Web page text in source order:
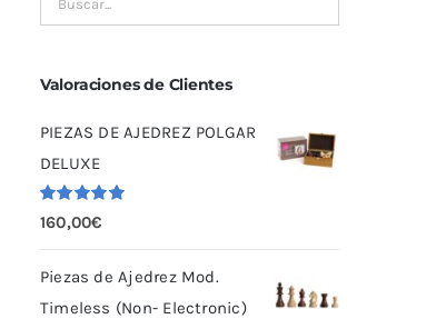
Valoraciones de Clientes
PIEZAS DE AJEDREZ POLGAR
DELUXE
Valorado
con 5.00
160,00€
Piezas de Ajedrez Mod.
Timeless (Non- Electronic)